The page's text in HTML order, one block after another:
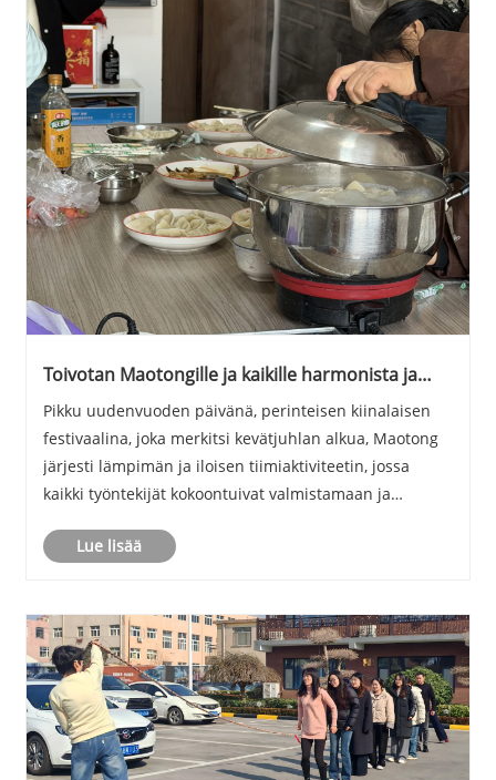
Toivotan Maotongille ja kaikille harmonista ja
Pikku uudenvuoden päivänä, perinteisen kiinalaisen
festivaalina, joka merkitsi kevätjuhlan alkua, Maotong
järjesti lämpimän ja iloisen tiimiaktiviteetin, jossa
kaikki työntekijät kokoontuivat valmistamaan ja
perimiseksi ja tiimin yhteenkuuluvuuden lisää......
Lue lisää